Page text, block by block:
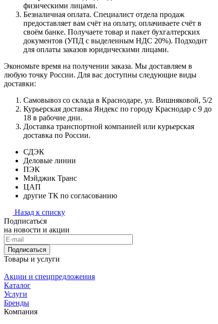
физическими лицами.
Безналичная оплата. Специалист отдела продаж
предоставляет вам счёт на оплату, оплачиваете счёт в
своём банке. Получаете товар и пакет бухгалтерских
документов (УПД с выделенным НДС 20%). Подходит
для оплаты заказов юридическими лицами.
Экономьте время на получении заказа. Мы доставляем в
любую точку России. Для вас доступны следующие виды
доставки:
Самовывоз со склада в Краснодаре, ул. Вишняковой, 5/2
Курьерская доставка Яндекс по городу Краснодар с 9 до
18 в рабочие дни.
Доставка транспортной компанией или курьерская
доставка по России.
СДЭК
Деловые линии
ПЭК
Мэйджик Транс
ЦАП
другие ТК по согласованию
Назад к списку
Подписаться
на новости и акции
Подписаться
Товары и услуги
Акции и спецпредложения
Каталог
Услуги
Бренды
Компания